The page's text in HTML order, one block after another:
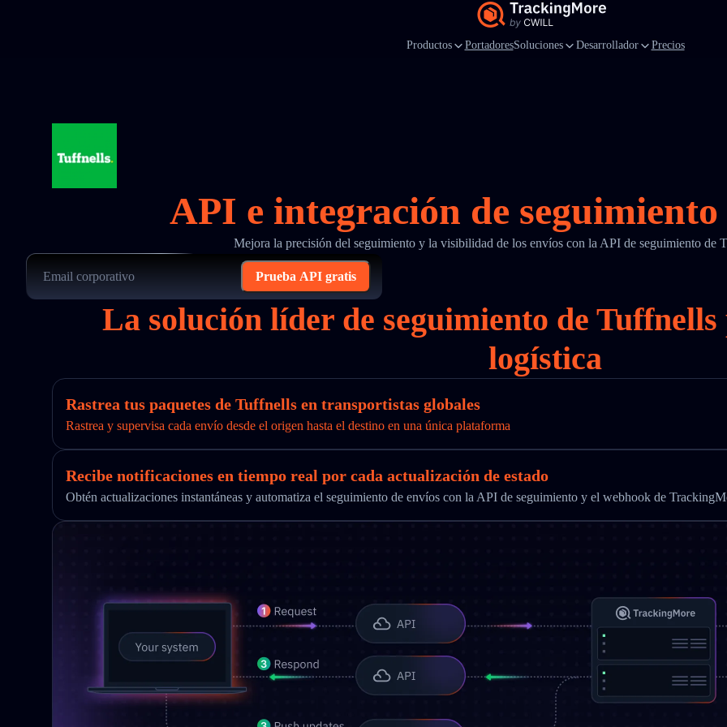
Productos PortadoresSoluciones Desarrollador Precios
API e integración de
Mejora la precisión del seguimiento y la visibilidad de los envíos con la API de seguimiento de
Prueba API gratis
La solución líder de seguimiento de
logística
Rastrea tus paquetes de Tuffnells en transportistas globales
Rastrea y supervisa cada envío desde el origen hasta el destino en una única plataforma
Recibe notificaciones en tiempo real por cada actualización de estado
Obtén actualizaciones instantáneas y automatiza el seguimiento de envíos con la API de seguimiento y el webhook de